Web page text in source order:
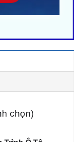
Trình Ô Tô